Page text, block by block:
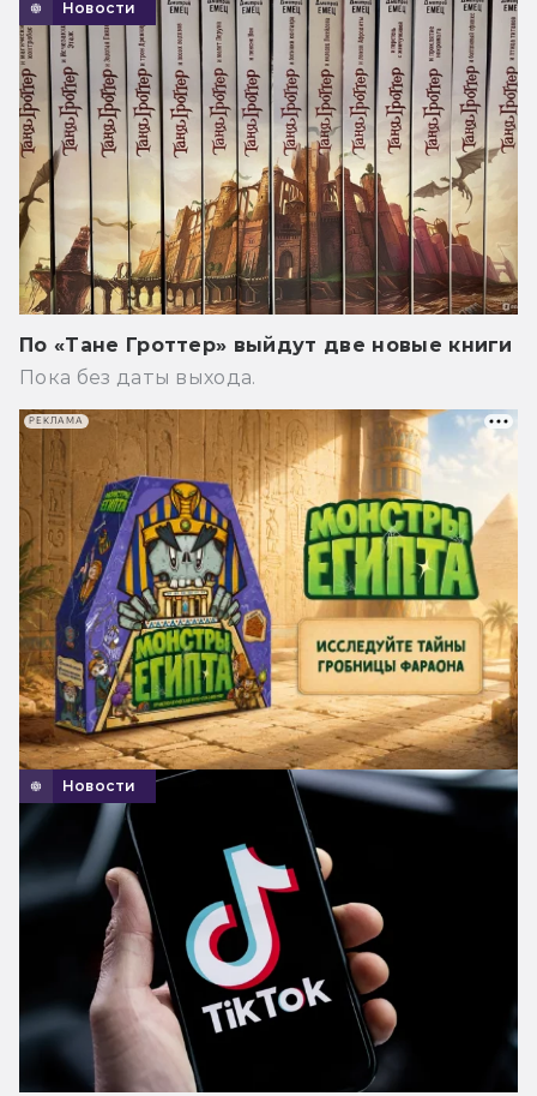
Новости
По «Тане Гроттер» выйдут две новые книги
Пока без даты выхода.
Новости
РЕКЛАМА